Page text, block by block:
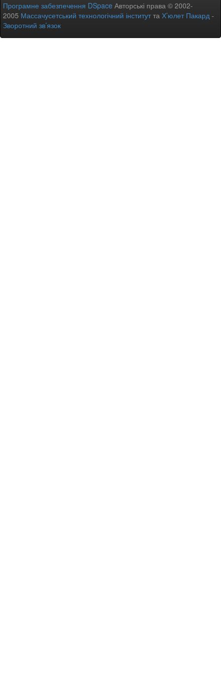
Програмне забезпечення DSpace Авторські права © 2002-
2005 Массачусетський технологічний інститутта Х’юлет Пакард -
Зворотний зв’язок